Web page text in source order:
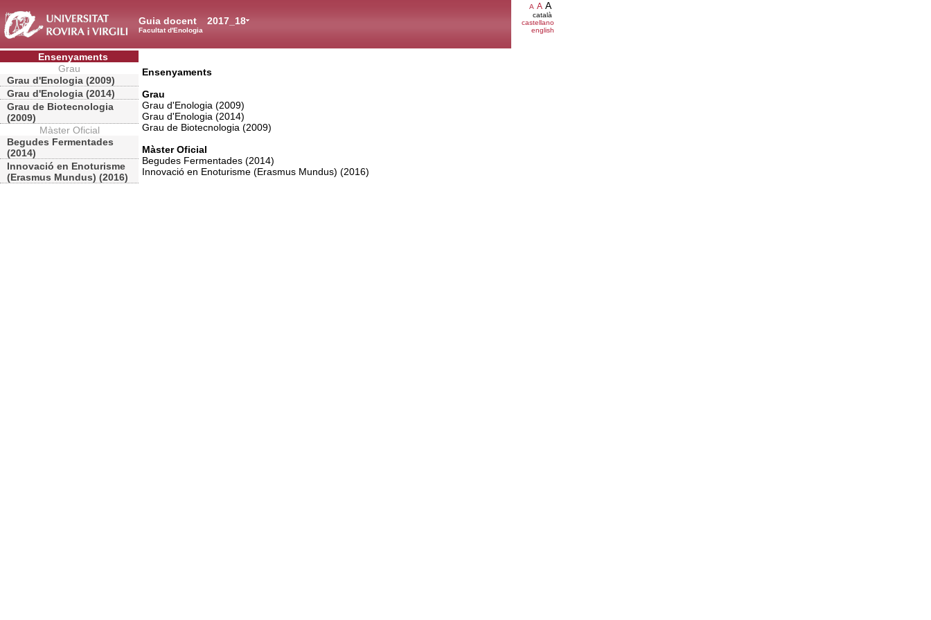
2017_18
Guia docent
Facultat d'Enologia
A A A
català
castellano
english
Ensenyaments
Grau
Grau d'Enologia (2009)
Grau d'Enologia (2014)
Grau de Biotecnologia
(2009)
Màster Oficial
Begudes Fermentades
(2014)
Innovació en Enoturisme
(Erasmus Mundus) (2016)
Ensenyaments
Grau
Grau d'Enologia (2009)
Grau d'Enologia (2014)
Grau de Biotecnologia (2009)
Màster Oficial
Begudes Fermentades (2014)
Innovació en Enoturisme (Erasmus Mundus) (2016)